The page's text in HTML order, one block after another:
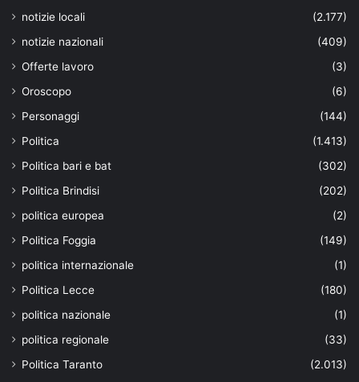
notizie locali
(2.177)
notizie nazionali
(409)
Offerte lavoro
(3)
Oroscopo
(6)
Personaggi
(144)
Politica
(1.413)
Politica bari e bat
(302)
Politica Brindisi
(202)
politica europea
(2)
Politica Foggia
(149)
politica internazionale
(1)
Politica Lecce
(180)
politica nazionale
(1)
politica regionale
(33)
Politica Taranto
(2.013)